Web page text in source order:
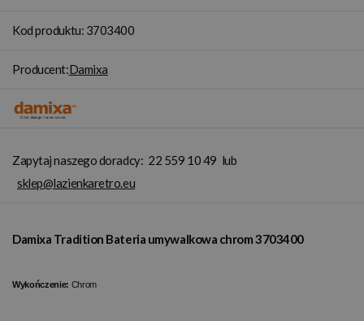
Kod produktu: 3703400
Producent:Damixa
Zapytaj naszego doradcy: 22 559 10 49 lub
sklep@lazienkaretro.eu
Damixa Tradition Bateria umywalkowa chrom 3703400
Wykończenie: Chrom